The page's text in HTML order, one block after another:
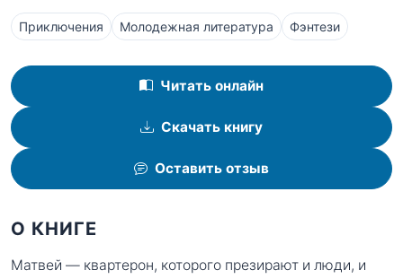
Приключения Молодежная литература Фэнтези
Читать онлайн
Скачать книгу
Оставить отзыв
О КНИГЕ
Матвей — квартерон, которого презирают и люди, и